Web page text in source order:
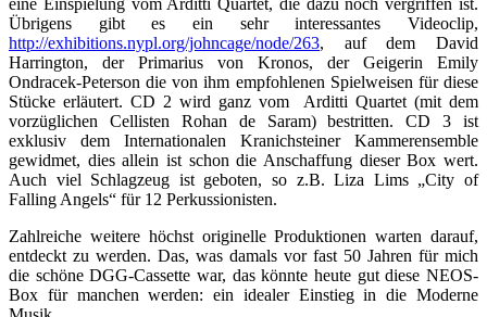
Übrigens gibt es ein sehr interessantes Videoclip,
http://exhibitions.nypl.org/johncage/node/263, auf dem David
Harrington, der Primarius von Kronos, der Geigerin Emily
Ondracek-Peterson die von ihm empfohlenen Spielweisen für diese
Stücke erläutert. CD 2 wird ganz vom Arditti Quartet (mit dem
vorzüglichen Cellisten Rohan de Saram) bestritten. CD 3 ist
exklusiv dem Internationalen Kranichsteiner Kammerensemble
gewidmet, dies allein ist schon die Anschaffung dieser Box wert.
Auch viel Schlagzeug ist geboten, so z.B. Liza Lims „City of
Falling Angels“ für 12 Perkussionisten.
Zahlreiche weitere höchst originelle Produktionen warten darauf,
entdeckt zu werden. Das, was damals vor fast 50 Jahren für mich
die schöne DGG-Cassette war, das könnte heute gut diese NEOS-
Box für manchen werden: ein idealer Einstieg in die Moderne